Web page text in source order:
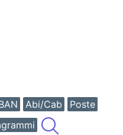
Abi/Cab
Poste